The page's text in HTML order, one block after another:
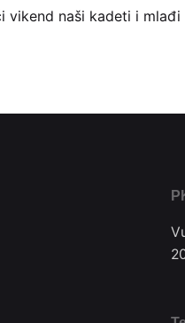
vikend naši kadeti i mlađi